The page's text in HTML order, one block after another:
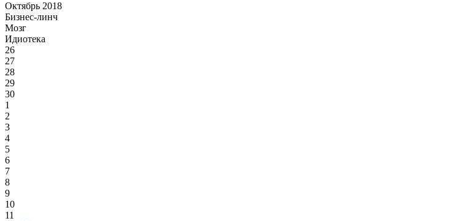
Октябрь 2018
Бизнес-линч
Мозг
Идиотека
26
27
28
29
30
1
2
3
4
5
6
7
8
9
10
11